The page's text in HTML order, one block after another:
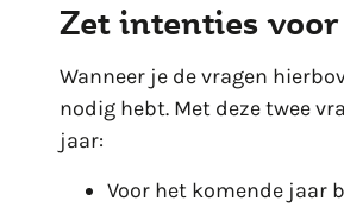
Zet intenties
Wanneer je de vragen
nodig hebt. Met deze twee
jaar:
Voor het komende jaar